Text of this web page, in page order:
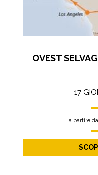
OVEST
17
a partire da